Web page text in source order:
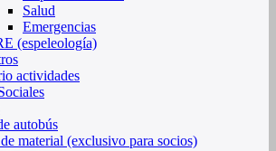
Salud
Emergencias
(espeleología)
actividades
autobús
material (exclusivo para socios)